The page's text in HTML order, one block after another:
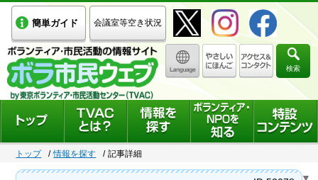
簡単ガイド 会議室等空き状況
検索
トップ 情報を探す 記事詳細